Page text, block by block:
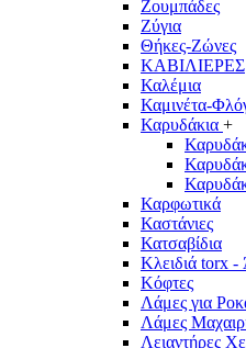
Ζουμπάδες
Ζύγια
Θήκες-Ζώνες
ΚΑΒΙΛΙΕΡΕΣ
Καλέμια
Καμινέτα-
Καρυδάκια +
Καρφωτικά
Καστάνιες
Κατσαβίδια
Κλειδιά torx
Κόφτες
Λάμες για
Λάμες
Λειαντήρες